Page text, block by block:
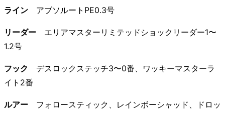
ライン アブソルートPE0.3号
リーダー エリアマスターリミテッドショックリーダー1〜
1.2号
フック デスロックステッチ3〜0番、ワッキーマスターラ
イト2番
ルアー フォロースティック、レインボーシャッド、ドロッ